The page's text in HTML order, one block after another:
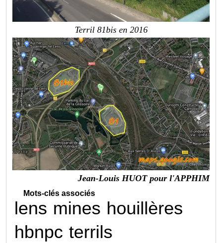
Terril 81bis en 2016
Jean-Louis HUOT pour l'APPHIM
Mots-clés associés
lens mines houillères
hbnpc terrils